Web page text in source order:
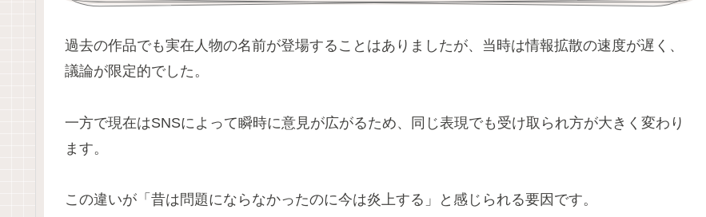
過去の作品でも実在人物の名前が登場することはありましたが、当時は情報拡散の速度が遅く、
議論が限定的でした。
一方で現在はSNSによって瞬時に意見が広がるため、同じ表現でも受け取られ方が大きく変わり
ます。
この違いが「昔は問題にならなかったのに今は炎上する」と感じられる要因です。